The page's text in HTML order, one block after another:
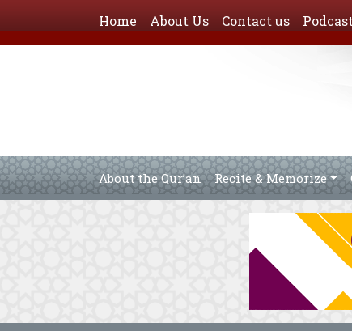
Home About Us Contact us Podcast
About the Qur’an Recite & Memorize